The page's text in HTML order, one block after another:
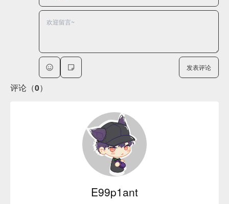
发表评论
评论（0）
E99p1ant